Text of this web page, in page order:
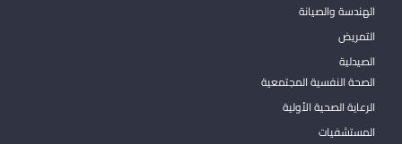
الهندسة والصيانة
التمريض
الصيدلية
الصحة النفسية المجتمعية
الرعاية الصحية الأولية
المستشفيات